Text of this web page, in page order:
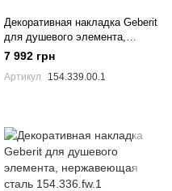
Декоративная накладка Geberit
для душевого элемента,
комплект под плитку с рамкой
154.339.00.1
7 992 грн
Артикул 154.339.00.1